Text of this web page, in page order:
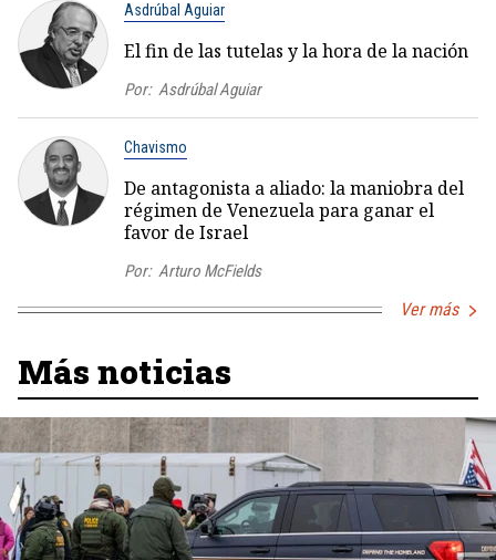
Asdrúbal Aguiar
El fin de las tutelas y la hora de la nación
Por: Asdrúbal Aguiar
Chavismo
De antagonista a aliado: la maniobra del
régimen de Venezuela para ganar el
favor de Israel
Por: Arturo McFields
Ver más
Más noticias